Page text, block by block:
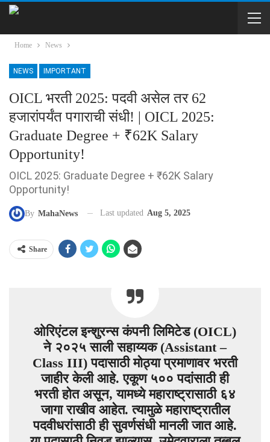
Home News
NEWS IMPORTANT
OICL भरती 2025: पदवी असेल तर 62
हजारांपर्यंत पगाराची संधी! | OICL 2025:
Graduate Degree + ₹62K Salary
Opportunity!
OICL 2025: Graduate Degree + ₹62K Salary
Opportunity!
By MahaNews Last updated Aug 5, 2025
Share
ओरिएंटल इन्शुरन्स कंपनी लिमिटेड (OICL)
ने २०२५ साली सहाय्यक (Assistant –
Class III) पदासाठी मोठ्या प्रमाणावर भरती
जाहीर केली आहे. एकूण ५०० पदांसाठी ही
भरती होत असून, यामध्ये महाराष्ट्रासाठी ६४
जागा राखीव आहेत. त्यामुळे महाराष्ट्रातील
पदवीधरांसाठी ही सुवर्णसंधी मानली जात आहे.